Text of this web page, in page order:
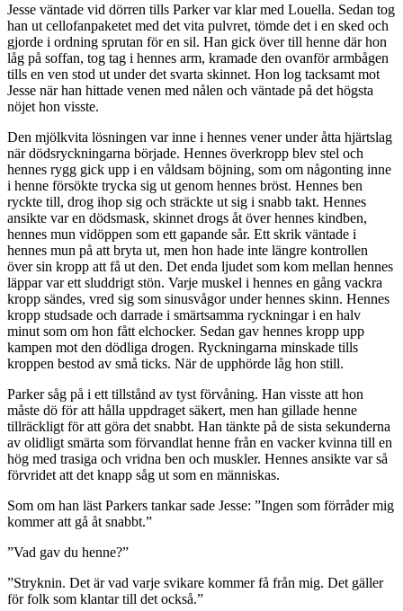
Jesse väntade vid dörren tills Parker var klar med Louella. Sedan tog
han ut cellofanpaketet med det vita pulvret, tömde det i en sked och
gjorde i ordning sprutan för en sil. Han gick över till henne där hon
låg på soffan, tog tag i hennes arm, kramade den ovanför armbågen
tills en ven stod ut under det svarta skinnet. Hon log tacksamt mot
Jesse när han hittade venen med nålen och väntade på det högsta
nöjet hon visste.
Den mjölkvita lösningen var inne i hennes vener under åtta hjärtslag
när dödsryckningarna började. Hennes överkropp blev stel och
hennes rygg gick upp i en våldsam böjning, som om någonting inne
i henne försökte trycka sig ut genom hennes bröst. Hennes ben
ryckte till, drog ihop sig och sträckte ut sig i snabb takt. Hennes
ansikte var en dödsmask, skinnet drogs åt över hennes kindben,
hennes mun vidöppen som ett gapande sår. Ett skrik väntade i
hennes mun på att bryta ut, men hon hade inte längre kontrollen
över sin kropp att få ut den. Det enda ljudet som kom mellan hennes
läppar var ett sluddrigt stön. Varje muskel i hennes en gång vackra
kropp sändes, vred sig som sinusvågor under hennes skinn. Hennes
kropp studsade och darrade i smärtsamma ryckningar i en halv
minut som om hon fått elchocker. Sedan gav hennes kropp upp
kampen mot den dödliga drogen. Ryckningarna minskade tills
kroppen bestod av små ticks. När de upphörde låg hon still.
Parker såg på i ett tillstånd av tyst förvåning. Han visste att hon
måste dö för att hålla uppdraget säkert, men han gillade henne
tillräckligt för att göra det snabbt. Han tänkte på de sista sekunderna
av olidligt smärta som förvandlat henne från en vacker kvinna till en
hög med trasiga och vridna ben och muskler. Hennes ansikte var så
förvridet att det knapp såg ut som en människas.
Som om han läst Parkers tankar sade Jesse: ”Ingen som förråder mig
kommer att gå åt snabbt.”
”Vad gav du henne?”
”Stryknin. Det är vad varje svikare kommer få från mig. Det gäller
för folk som klantar till det också.”